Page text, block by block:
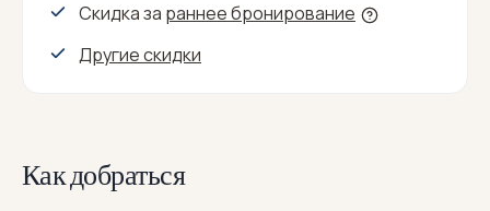
Скидка за раннее бронирование
Другие скидки
Как добраться